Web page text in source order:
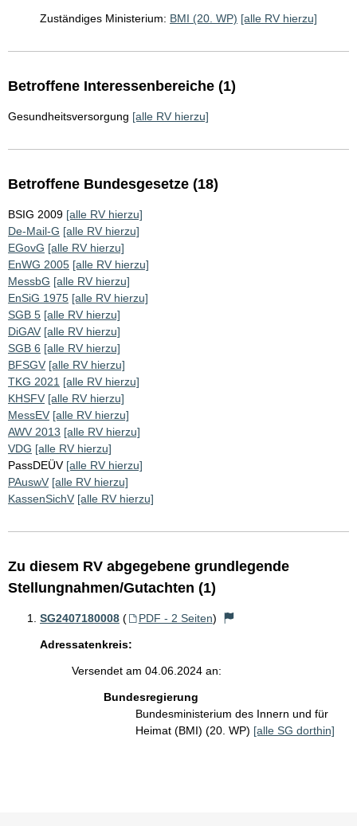
Zuständiges Ministerium: BMI (20. WP) [alle RV hierzu]
Betroffene Interessenbereiche (1)
Gesundheitsversorgung [alle RV hierzu]
Betroffene Bundesgesetze (18)
BSIG 2009 [alle RV hierzu]
De-Mail-G [alle RV hierzu]
EGovG [alle RV hierzu]
EnWG 2005 [alle RV hierzu]
MessbG [alle RV hierzu]
EnSiG 1975 [alle RV hierzu]
SGB 5 [alle RV hierzu]
DiGAV [alle RV hierzu]
SGB 6 [alle RV hierzu]
BFSGV [alle RV hierzu]
TKG 2021 [alle RV hierzu]
KHSFV [alle RV hierzu]
MessEV [alle RV hierzu]
AWV 2013 [alle RV hierzu]
VDG [alle RV hierzu]
PassDEÜV [alle RV hierzu]
PAuswV [alle RV hierzu]
KassenSichV [alle RV hierzu]
Zu diesem RV abgegebene grundlegende
Stellungnahmen/Gutachten (1)
SG2407180008 ( PDF - 2 Seiten)
Adressatenkreis:
Versendet am 04.06.2024 an:
Bundesregierung
Bundesministerium des Innern und für
Heimat (BMI) (20. WP) [alle SG dorthin]